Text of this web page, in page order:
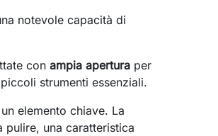
notevole capacità di
con ampia apertura per
strumenti essenziali.
elemento chiave. La
una caratteristica